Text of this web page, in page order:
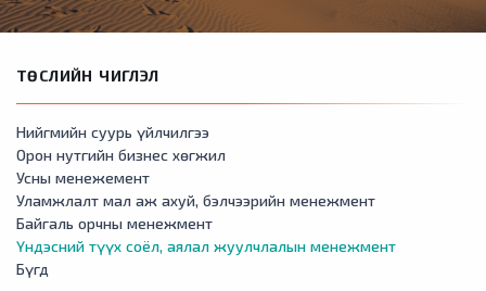
ТӨСЛИЙН ЧИГЛЭЛ
Нийгмийн суурь үйлчилгээ
Орон нутгийн бизнес хөгжил
Усны менежемент
Уламжлалт мал аж ахуй, бэлчээрийн менежмент
Байгаль орчны менежмент
Үндэсний түүх соёл, аялал жуулчлалын менежмент
Бүгд